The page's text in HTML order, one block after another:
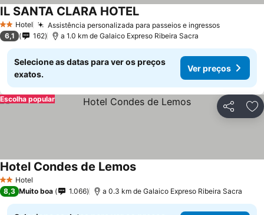
2 Estrelas
Hotel Assistência personalizada para passeios e ingressos
IL SANTA CLARA HOTEL
6,1 162 a 1.0 km de Galaico Expreso Ribeira Sacra
Selecione as datas para ver os preços
exatos.
Ver preços
Partilhar
Escolha popular
2 Estrelas
Hotel
Hotel Condes de Lemos
8,3 Muito boa 1.066 a 0.3 km de Galaico Expreso Ribeira Sacra